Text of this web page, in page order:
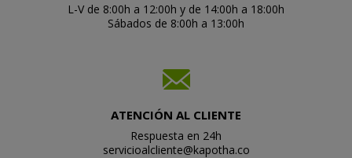
L-V de 8:00h a 12:00h y de 14:00h a 18:00h
Sábados de 8:00h a 13:00h
ATENCIÓN AL CLIENTE
Respuesta en 24h
servicioalcliente@kapotha.co